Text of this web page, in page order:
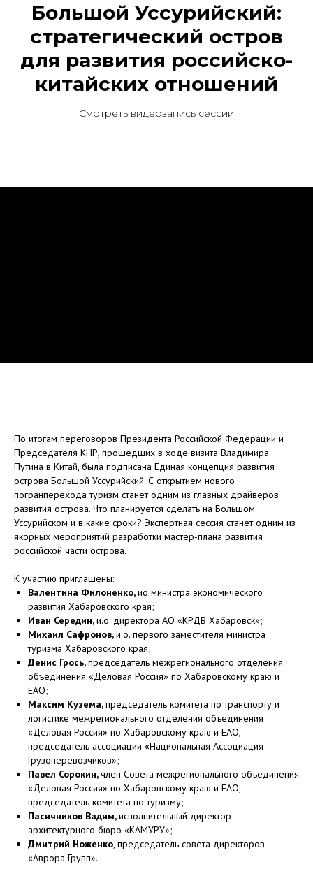
Большой Уссурийский:
стратегический остров
для развития российско-
китайских отношений
Смотреть видеозапись сессии
По итогам переговоров Президента Российской Федерации и
Председателя КНР, прошедших в ходе визита Владимира
Путина в Китай, была подписана Единая концепция развития
острова Большой Уссурийский. С открытием нового
погранперехода туризм станет одним из главных драйверов
развития острова. Что планируется сделать на Большом
Уссурийском и в какие сроки? Экспертная сессия станет одним из
якорных мероприятий разработки мастер-плана развития
российской части острова.
К участию приглашены:
Валентина Филоненко,ио министра экономического
развития Хабаровского края;
Иван Середин,и.о. директора АО «КРДВ Хабаровск»;
Михаил Сафронов,и.о. первого заместителя министра
туризма Хабаровского края;
Денис Грось,председатель межрегионального отделения
объединения «Деловая Россия» по Хабаровскому краю и
ЕАО;
Максим Кузема,председатель комитета по транспорту и
логистике межрегионального отделения объединения
«Деловая Россия» по Хабаровскому краю и ЕАО,
председатель ассоциации «Национальная Ассоциация
Грузоперевозчиков»;
Павел Сорокин,член Совета межрегионального объединения
«Деловая Россия» по Хабаровскому краю и ЕАО,
председатель комитета по туризму;
Пасичников Вадим,исполнительный директор
архитектурного бюро «КАМУРУ»;
Дмитрий Ноженко, председатель совета директоров
«Аврора Групп».